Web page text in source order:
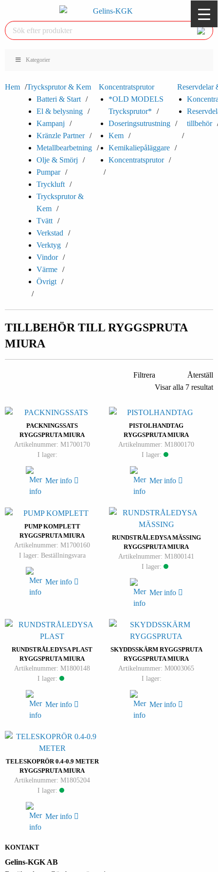
Kategorier
Hem
Trycksprutor & Kem
Batteri & Start
El & belysning
Kampanj
Kränzle Partner
Metallbearbetning
Olje & Smörj
Pumpar
Tryckluft
Trycksprutor &
Kem
Tvätt
Verkstad
Verktyg
Vindor
Värme
Övrigt
Koncentratsprutor
*OLD MODELS
Trycksprutor*
Doseringsutrustning
Kem
Kemikaliepåläggare
Koncentratsprutor
Reservdelar
tillbehör
TILLBEHÖR TILL RYGGSPRUTA
MIURA
Filtrera
Återställ
Visar alla 7 resultat
PACKNINGSSATS
RYGGSPRUTA MIURA
Artikelnummer: M1700170
I lager:
Mer info
PISTOLHANDTAG
RYGGSPRUTA MIURA
Artikelnummer: M1800170
I lager:
Mer info
PUMP KOMPLETT
RYGGSPRUTA MIURA
Artikelnummer: M1700160
I lager: Beställningsvara
Mer info
RUNDSTRÅLEDYSA MÄSSING
RYGGSPRUTA MIURA
Artikelnummer: M1800141
I lager:
Mer info
RUNDSTRÅLEDYSA PLAST
RYGGSPRUTA MIURA
Artikelnummer: M1800148
I lager:
Mer info
SKYDDSSKÄRM RYGGSPRUTA
RYGGSPRUTA MIURA
Artikelnummer: M0003065
I lager:
Mer info
TELESKOPRÖR 0.4-0.9 METER
RYGGSPRUTA MIURA
Artikelnummer: M1805204
I lager:
Mer info
KONTAKT
Gelins-KGK AB